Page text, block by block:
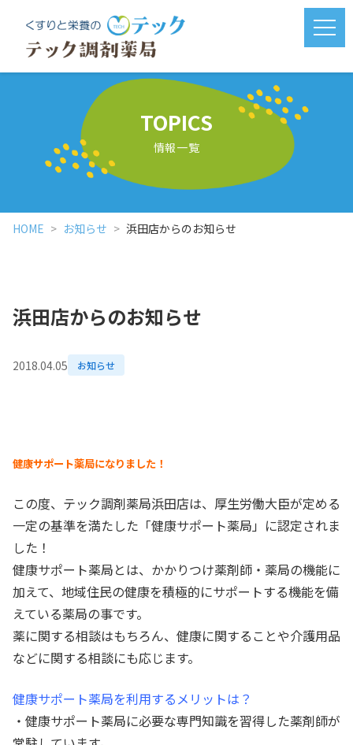
メニ
TOPICS
情報一覧
HOME お知らせ 浜田店からのお知らせ
浜田店からのお知らせ
2018.04.05 お知らせ
健康サポート薬局になりました！
この度、テック調剤薬局浜田店は、厚生労働大臣が定める
一定の基準を満たした「健康サポート薬局」に認定されま
した！
健康サポート薬局とは、かかりつけ薬剤師・薬局の機能に
加えて、地域住民の健康を積極的にサポートする機能を備
えている薬局の事です。
薬に関する相談はもちろん、健康に関することや介護用品
などに関する相談にも応じます。
健康サポート薬局を利用するメリットは？
・健康サポート薬局に必要な専門知識を習得した薬剤師が